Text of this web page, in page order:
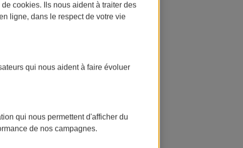
de cookies. Ils nous aident à traiter des
ligne, dans le respect de votre vie
qui nous aident à faire évoluer
qui nous permettent d'afficher du
de nos campagnes.